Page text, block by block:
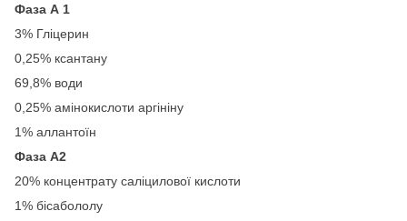
Фаза А 1
3% Гліцерин
0,25% ксантану
69,8% води
0,25% амінокислоти аргініну
1% аллантоїн
Фаза А2
20% концентрату саліцилової кислоти
1% бісабололу